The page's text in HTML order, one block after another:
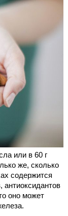
или в 60 г
же, сколько
содержится
оно может